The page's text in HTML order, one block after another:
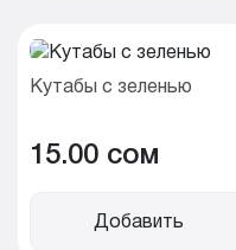
Кутабы с зеленью
15.00 cом
Добавить